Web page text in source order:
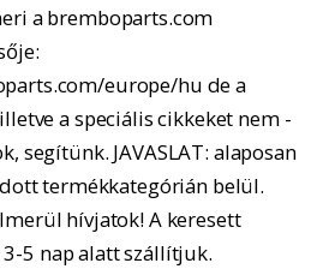
a bremboparts.com
europe/hu de a
a speciális cikkeket nem -
segítünk. JAVASLAT: alaposan
termékkategórián belül.
hívjatok! A keresett
5 nap alatt szállítjuk.